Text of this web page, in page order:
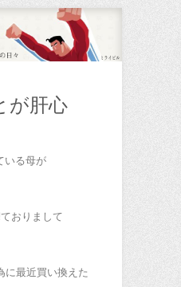
が肝心
いる母が
おりまして
に最近買い換えた